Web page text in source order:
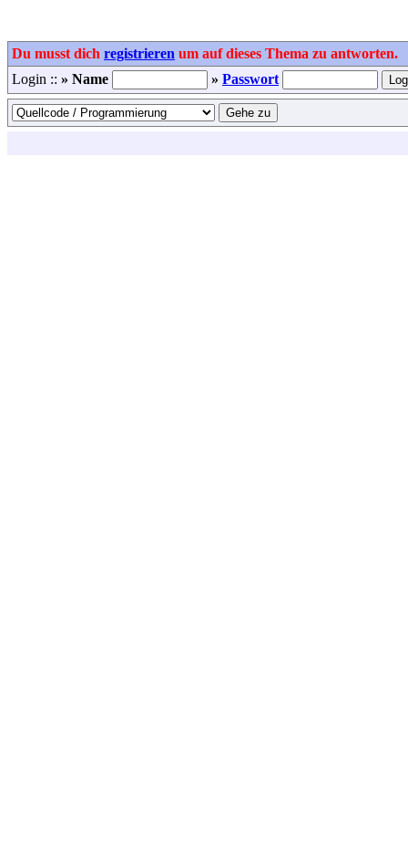
Du musst dich registrieren um auf dieses Thema zu antworten.
Login :: » Name » Passwort